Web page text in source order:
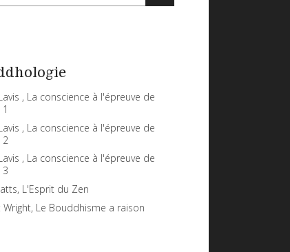
, La conscience à l'épreuve de
, La conscience à l'épreuve de
2
, La conscience à l'épreuve de
3
L'Esprit du Zen
Wright, Le Bouddhisme a raison